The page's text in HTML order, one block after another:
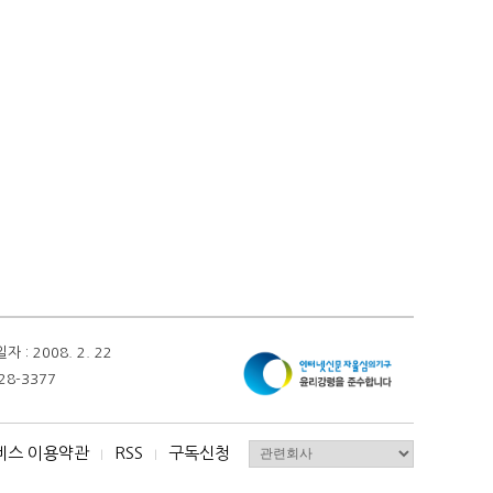
자 : 2008. 2. 22
3377
스 이용약관 I RSS I 구독신청